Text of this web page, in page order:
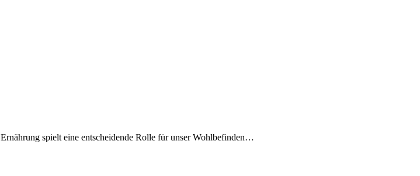
spielt eine entscheidende Rolle für unser Wohlbefinden…